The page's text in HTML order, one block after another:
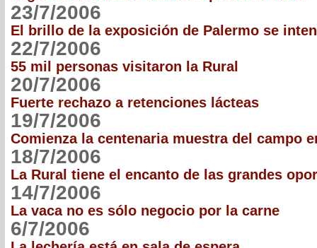
23/7/2006
El brillo de la exposición de Palermo se
22/7/2006
55 mil personas visitaron la Rural
20/7/2006
Fuerte rechazo a retenciones lácteas
19/7/2006
Comienza la centenaria muestra del campo
18/7/2006
La Rural tiene el encanto de las grandes
14/7/2006
La vaca no es sólo negocio por la carne
6/7/2006